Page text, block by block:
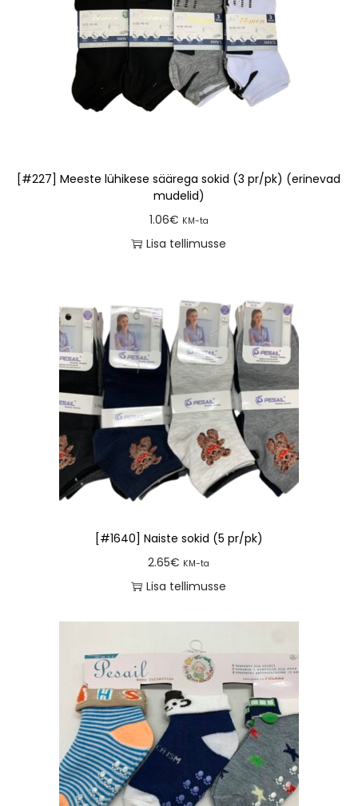
[#227] Meeste lühikese säärega sokid (3 pr/pk) (erinevad
mudelid)
1.06€ KM-ta
Lisa tellimusse
[#1640] Naiste sokid (5 pr/pk)
2.65€ KM-ta
Lisa tellimusse